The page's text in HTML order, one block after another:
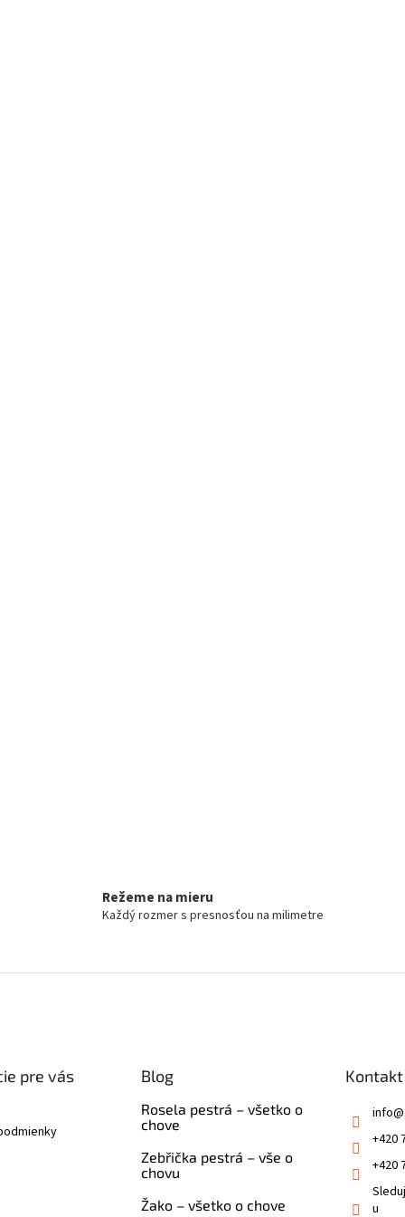
Režeme na mieru
Každý rozmer s presnosťou na milimetre
pre vás Blog
Rosela pestrá – všetko o
chove
Zebřička pestrá – vše o
chovu
Žako – všetko o chove
Kontakt
info@
+420
+420
u